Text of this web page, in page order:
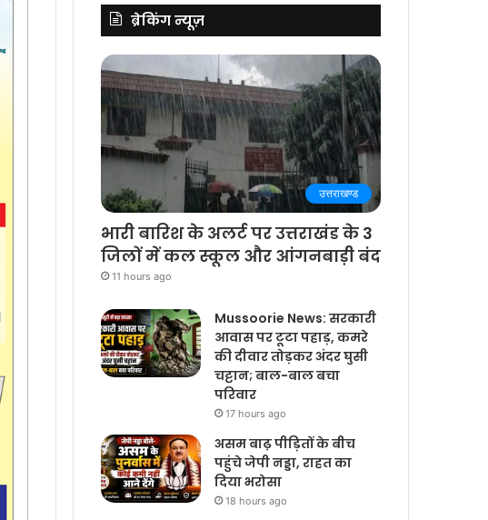
ब्रेकिंग न्यूज़
उत्तराखण्ड
भारी बारिश के अलर्ट पर उत्तराखंड के 3
जिलों में कल स्कूल और आंगनबाड़ी बंद
11 hours ago
Mussoorie News: सरकारी
आवास पर टूटा पहाड़, कमरे
की दीवार तोड़कर अंदर घुसी
चट्टान; बाल-बाल बचा
परिवार
17 hours ago
असम बाढ़ पीड़ितों के बीच
पहुंचे जेपी नड्डा, राहत का
दिया भरोसा
18 hours ago